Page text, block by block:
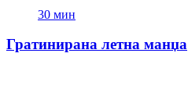
30 мин
Гратинирана летна манџа